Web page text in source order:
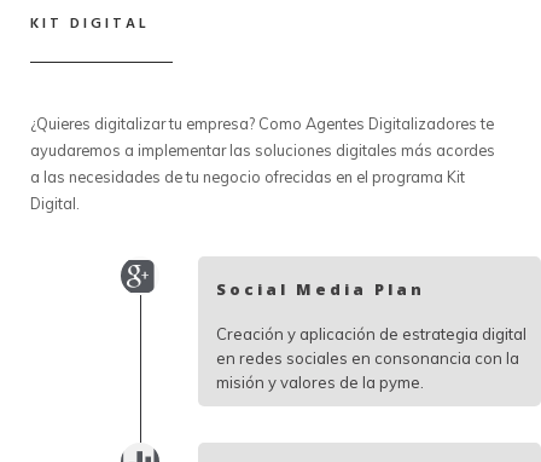
KIT DIGITAL
¿Quieres digitalizar tu empresa? Como Agentes Digitalizadores te
ayudaremos a implementar las soluciones digitales más acordes
a las necesidades de tu negocio ofrecidas en el programa Kit
Digital.
Social Media Plan
Creación y aplicación de estrategia digital
en redes sociales en consonancia con la
misión y valores de la pyme.